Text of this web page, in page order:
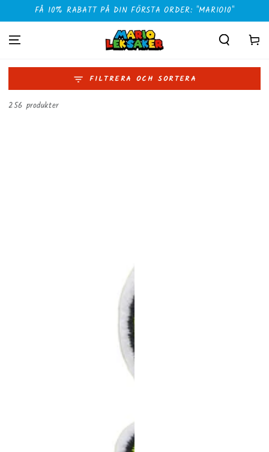
HOPPA TILL
INNEHÅLLET
FÅ 10% RABATT PÅ DIN FÖRSTA ORDER: "MARIO10"
FILTRERA OCH SORTERA
256 produkter